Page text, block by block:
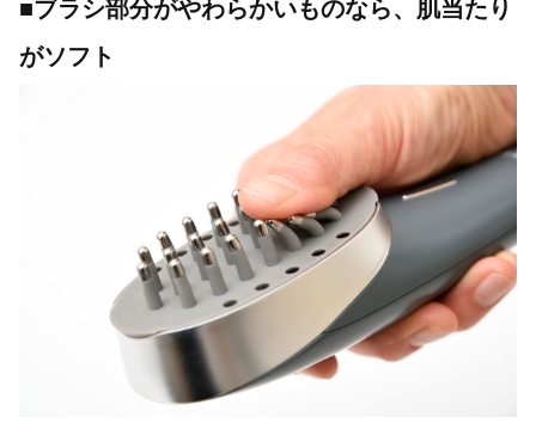
■ブラシ部分がやわらかいものなら、肌当たり
がソフト